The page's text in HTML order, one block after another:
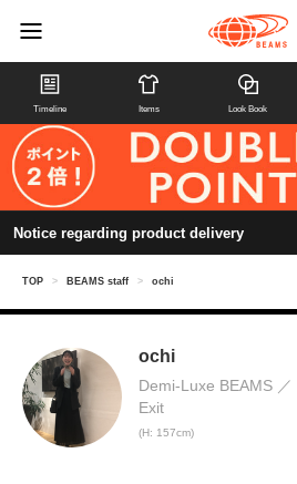
Timeline Items Look Book
Notice regarding product delivery
TOP > BEAMS staff > ochi
ochi
Demi-Luxe BEAMS
Exit
(H: 157cm)